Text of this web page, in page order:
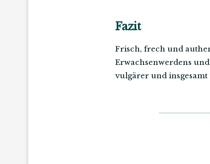
Fazit
Frisch, frech und
Erwachsenwerdens
vulgärer und